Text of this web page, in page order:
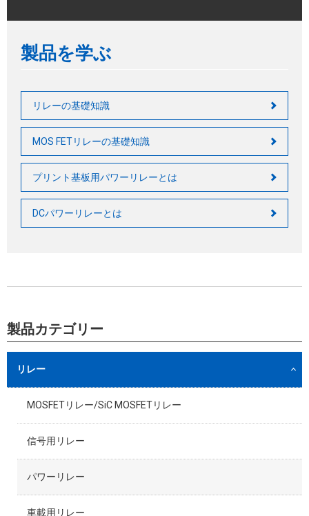
製品を学ぶ
リレーの基礎知識
MOS FETリレーの基礎知識
プリント基板用パワーリレーとは
DCパワーリレーとは
製品カテゴリー
リレー
MOSFETリレー/SiC MOSFETリレー
信号用リレー
パワーリレー
車載用リレー